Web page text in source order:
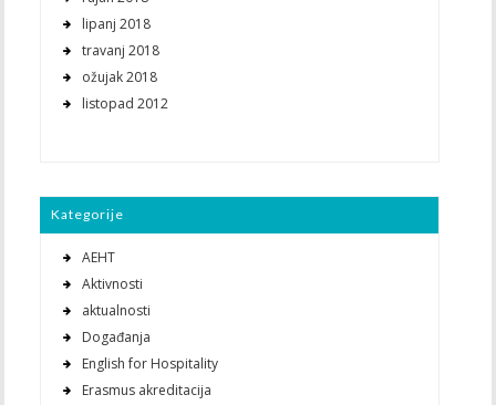
lipanj 2018
travanj 2018
ožujak 2018
listopad 2012
Kategorije
AEHT
Aktivnosti
aktualnosti
Događanja
English for Hospitality
Erasmus akreditacija